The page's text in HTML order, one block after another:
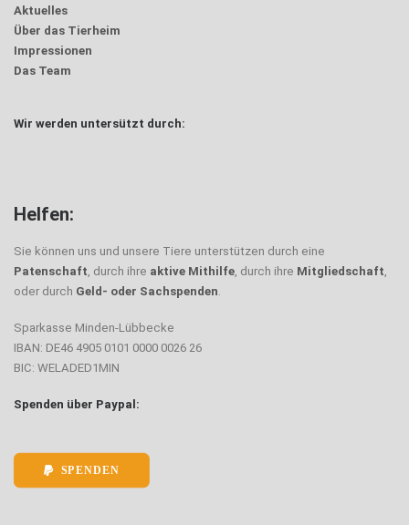
Aktuelles
Über das Tierheim
Impressionen
Das Team
Wir werden untersützt durch:
Helfen:
Sie können uns und unsere Tiere unterstützen durch eine
Patenschaft, durch ihre aktive Mithilfe, durch ihre Mitgliedschaft,
oder durch Geld- oder Sachspenden.
Sparkasse Minden-Lübbecke
IBAN: DE46 4905 0101 0000 0026 26
BIC: WELADED1MIN
Spenden über Paypal:
SPENDEN